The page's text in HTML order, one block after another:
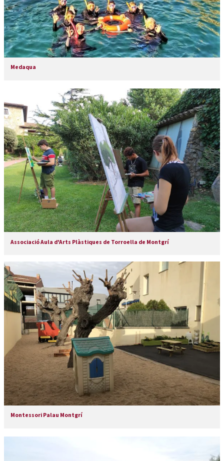
Medaqua
Associació Aula d'Arts Plàstiques de Torroella de Montgrí
Montessori Palau Montgrí